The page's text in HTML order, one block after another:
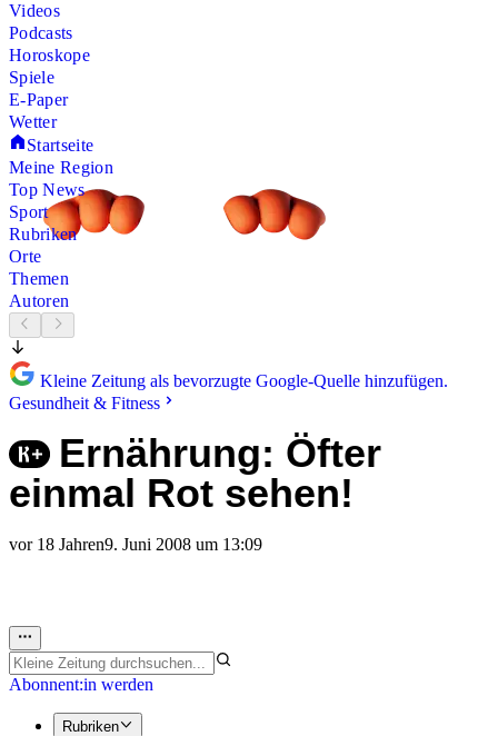
Videos
Podcasts
Horoskope
Spiele
E-Paper
Wetter
Startseite
Meine Region
Top News
Sport
Rubriken
Orte
Themen
Autoren
Kleine Zeitung als bevorzugte Google-Quelle hinzufügen.
Gesundheit & Fitness
Ernährung: Öfter
einmal Rot sehen!
vor 18 Jahren9. Juni 2008 um 13:09
Abonnent:in werden
Rubriken